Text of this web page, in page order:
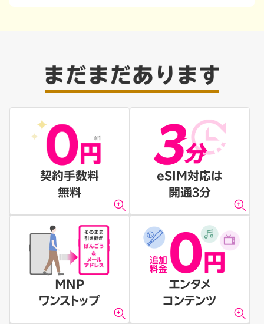
契約手数料
無料
eSIM対応は
開通3分
MNP
ワンストップ
エンタメ
コンテンツ